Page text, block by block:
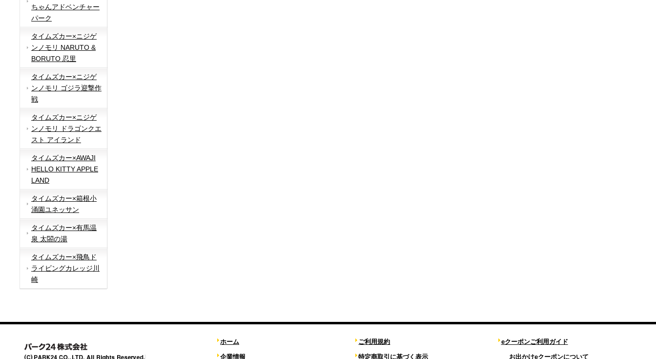
ちゃんアドベンチャー
パーク
タイムズカー×ニジゲ
ンノモリ NARUTO &
BORUTO 忍里
タイムズカー×ニジゲ
ンノモリ ゴジラ迎撃作
戦
タイムズカー×ニジゲ
ンノモリ ドラゴンクエ
スト アイランド
タイムズカー×AWAJI
HELLO KITTY APPLE
LAND
タイムズカー×箱根小
涌園ユネッサン
タイムズカー×有馬温
泉 太閤の湯
タイムズカー×飛鳥ド
ライビングカレッジ川
崎
ホーム
企業情報
ご利用規約
特定商取引に基づく表示
eクーポンご利用ガイド
お出かけeクーポンについて